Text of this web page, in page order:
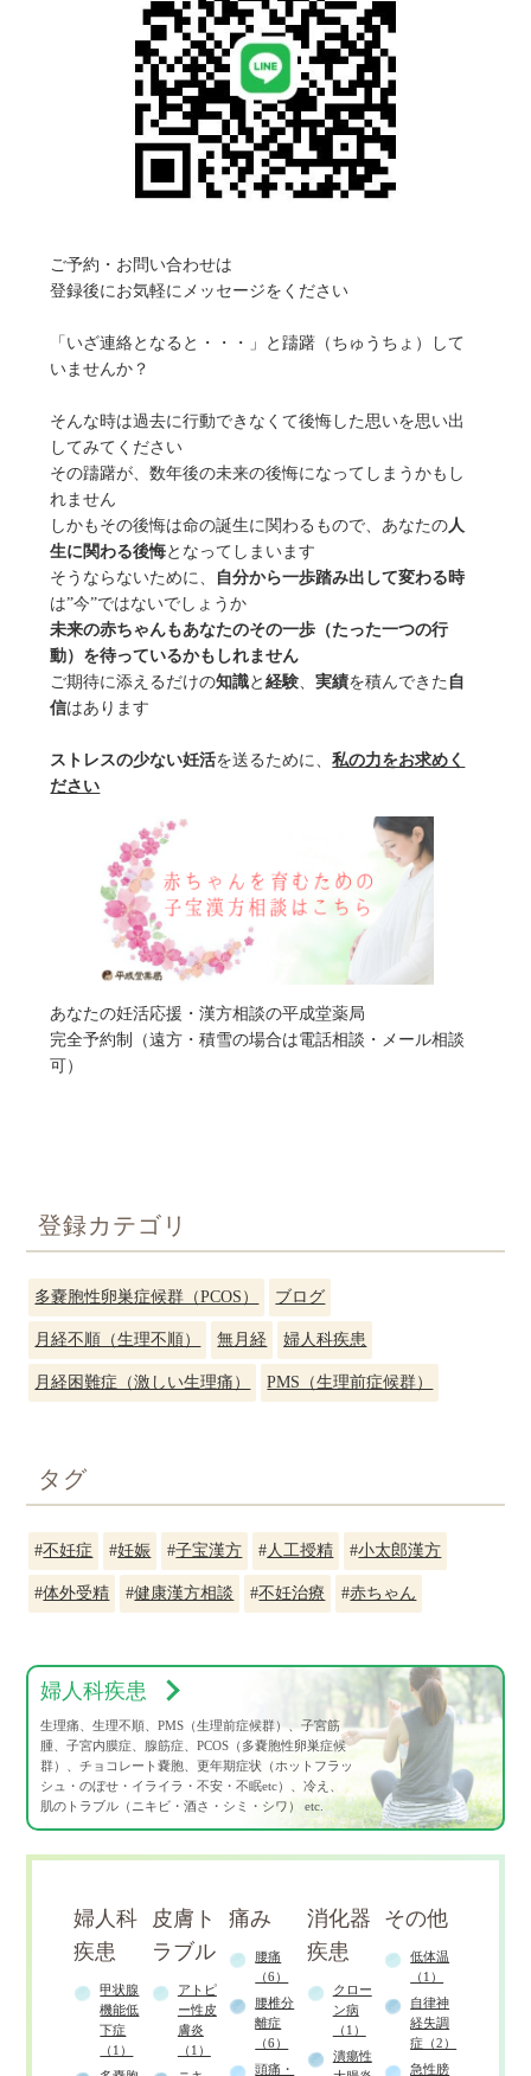
ご予約・お問い合わせは
登録後にお気軽にメッセージをください
「いざ連絡となると・・・」と躊躇（ちゅうちょ）して
いませんか？
そんな時は過去に行動できなくて後悔した思いを思い出
してみてください
その躊躇が、数年後の未来の後悔になってしまうかもし
れません
しかもその後悔は命の誕生に関わるもので、あなたの人
生に関わる後悔となってしまいます
そうならないために、
自分から一歩踏み出して変わる時
は”今”ではないでしょうか
未来の赤ちゃんもあなたのその一歩（たった一つの行
動）を待っているかもしれません
ご期待に添えるだけの知識と経験、実績を積んできた 自
信はあります
ストレスの少ない妊活を送るために、私の力をお求めく
ださい
あなたの妊活応援・漢方相談の平成堂薬局
完全予約制（遠方・積雪の場合は電話相談・メール相談
可）
登録カテゴリ
多嚢胞性卵巣症候群（PCOS） ブログ
月経不順（生理不順） 無月経 婦人科疾患
月経困難症（激しい生理痛） PMS（生理前症候群）
タグ
#不妊症 #妊娠 #子宝漢方 # 人工授精 #小太郎漢方
#体外受精 #健康漢方相談 #不妊治療 #赤ちゃん
婦人科疾患
生理痛、生理不順、PMS（生理前症候群）、子宮筋
腫、子宮内膜症、腺筋症、PCOS（多嚢胞性卵巣症候
群）、チョコレート嚢胞、更年期症状（ホットフラッ
シュ・のぼせ・イライラ・不安・不眠etc）、冷え、
肌のトラブル（ニキビ・酒さ・シミ・シワ） etc.
婦人科
疾患
甲状腺
機能低
下症
（1）
皮膚ト
ラブル
アトピ
ー性皮
膚炎
（1）
痛み
腰痛
（6）
腰椎分
離症
（6）
頭痛・
消化器
疾患
クロー
ン病
（1）
潰瘍性
その他
低体温
（1）
自律神
経失調
症（2）
急性膀